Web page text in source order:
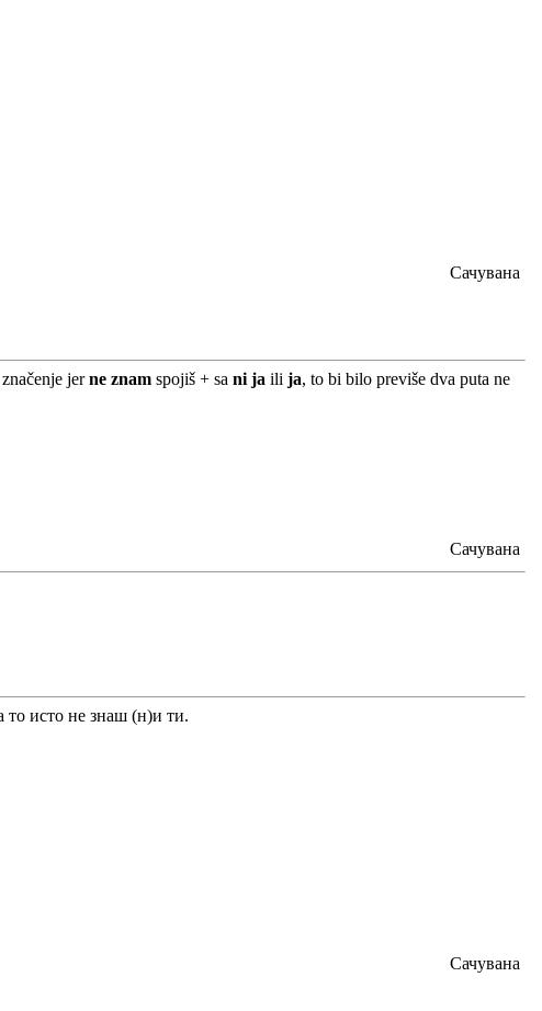
Сачувана
jerne znam spojiš + sa ni ja ili ja, to bi bilo previše dva puta ne
Сачувана
то исто не знаш (н)и ти.
Сачувана